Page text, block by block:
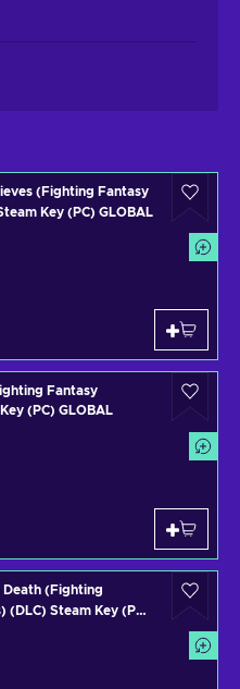
(Fighting Fantasy
Key (PC) GLOBAL
Fantasy
(PC) GLOBAL
Death (Fighting
(DLC) Steam Key (PC)